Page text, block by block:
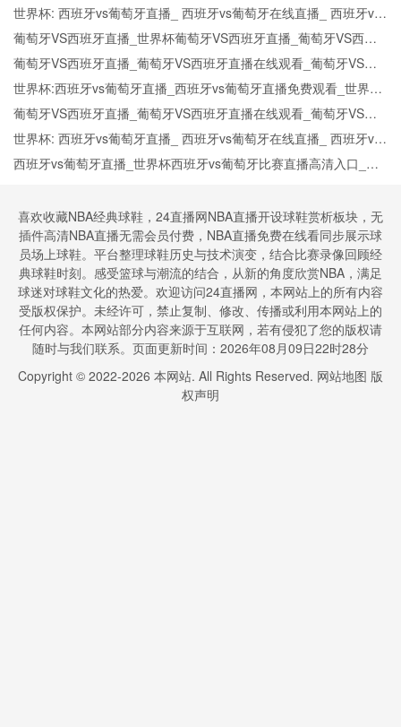
班牙vs葡萄牙预测分析直播
世界杯: 西班牙vs葡萄牙直播_ 西班牙vs葡萄牙在线直播_ 西班牙vs
葡萄牙CCTV5直播入口-24直播网
葡萄牙VS西班牙直播_世界杯葡萄牙VS西班牙直播_葡萄牙VS西班
牙在线高清直播
葡萄牙VS西班牙直播_葡萄牙VS西班牙直播在线观看_葡萄牙VS西
班牙实时全场直播入口
世界杯:西班牙vs葡萄牙直播_西班牙vs葡萄牙直播免费观看_世界杯
今日西班牙vs葡萄牙直播在线观看高清视频直播
葡萄牙VS西班牙直播_葡萄牙VS西班牙直播在线观看_葡萄牙VS西
班牙实时全场直播入口
世界杯: 西班牙vs葡萄牙直播_ 西班牙vs葡萄牙在线直播_ 西班牙vs
葡萄牙CCTV5直播入口-24直播网
西班牙vs葡萄牙直播_世界杯西班牙vs葡萄牙比赛直播高清入口_西
喜欢收藏NBA经典球鞋，24直播网NBA直播开设球鞋赏析板块，无
插件高清NBA直播无需会员付费，NBA直播免费在线看同步展示球
员场上球鞋。平台整理球鞋历史与技术演变，结合比赛录像回顾经
典球鞋时刻。感受篮球与潮流的结合，从新的角度欣赏NBA，满足
球迷对球鞋文化的热爱。欢迎访问24直播网，本网站上的所有内容
受版权保护。未经许可，禁止复制、修改、传播或利用本网站上的
任何内容。本网站部分内容来源于互联网，若有侵犯了您的版权请
随时与我们联系。页面更新时间：2026年08月09日22时28分
Copyright © 2022-2026 本网站. All Rights Reserved. 网站地图 版
权声明